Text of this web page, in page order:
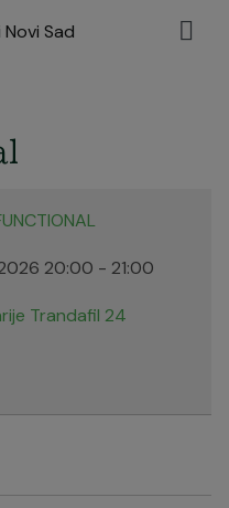
20:00 - 21:00
Trandafil 24